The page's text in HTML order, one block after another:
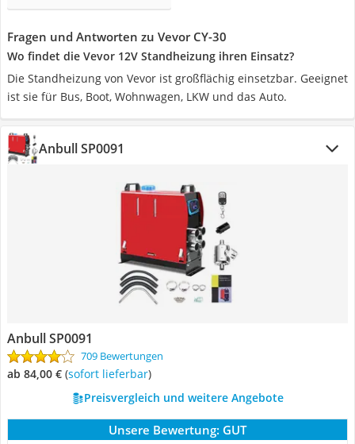
Fragen und Antworten zu Vevor CY-30
Wo findet die Vevor 12V Standheizung ihren Einsatz?
Die Standheizung von Vevor ist großflächig einsetzbar. Geeignet
ist sie für Bus, Boot, Wohnwagen, LKW und das Auto.
Anbull SP0091
Anbull SP0091
709 Bewertungen
ab 84,00 € ( Sofort lieferbar)
Preisvergleich und weitere Angebote
Unsere Bewertung: GUT